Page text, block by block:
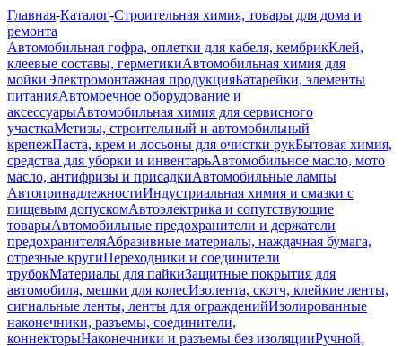
Главная-Каталог-Строительная химия, товары для дома и
ремонта
Автомобильная гофра, оплетки для кабеля, кембрикКлей,
клеевые составы, герметикиАвтомобильная химия для
мойкиЭлектромонтажная продукцияБатарейки, элементы
питанияАвтомоечное оборудование и
аксессуарыАвтомобильная химия для сервисного
участкаМетизы, строительный и автомобильный
крепежПаста, крем и лосьоны для очистки рукБытовая химия,
средства для уборки и инвентарьАвтомобильное масло, мото
масло, антифризы и присадкиАвтомобильные лампы
АвтопринадлежностиИндустриальная химия и смазки с
пищевым допускомАвтоэлектрика и сопутствующие
товарыАвтомобильные предохранители и держатели
предохранителяАбразивные материалы, наждачная бумага,
отрезные кругиПереходники и соединители
трубокМатериалы для пайкиЗащитные покрытия для
автомобиля, мешки для колесИзолента, скотч, клейкие ленты,
сигнальные ленты, ленты для огражденийИзолированные
наконечники, разъемы, соединители,
коннекторыНаконечники и разъемы без изоляцииРучной,